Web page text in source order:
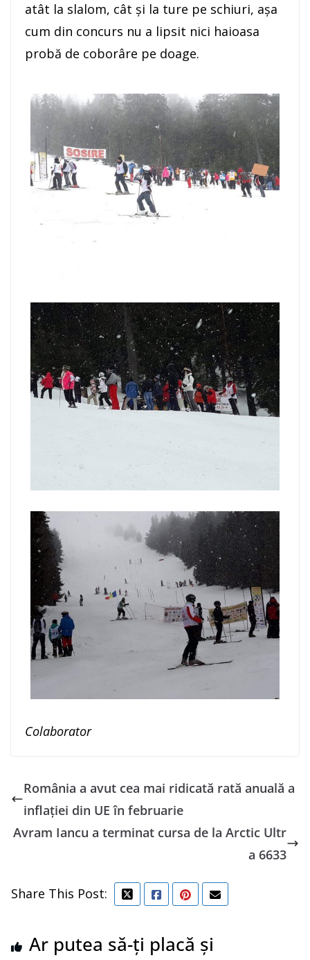
atât la slalom, cât şi la ture pe schiuri, aşa
cum din concurs nu a lipsit nici haioasa
probă de coborâre pe doage.
Colaborator
România a avut cea mai ridicată rată anuală a
inflaţiei din UE în februarie
Avram Iancu a terminat cursa de la Arctic Ultr
a 6633
Share This Post:
Ar putea să-ți placă și